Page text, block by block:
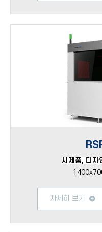
시제품, 디자
자세히 보기